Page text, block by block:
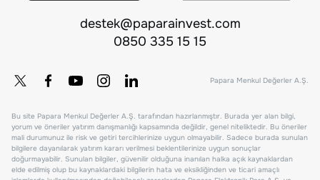
destek@paparainvest.com
0850 335 15 15
Papara Menkul Değerler A.Ş.
Bu site Papara Menkul Değerler A.Ş. tarafından hazırlanmıştır. Burada yer alan bilgi,
yorum ve öneriler yatırım danışmanlığı kapsamında değildir, genel niteliktedir. Bu öneriler
mali durumunuz ile risk ve getiri tercihlerinize uygun olmayabilir. Sadece burada sunulan
bilgilere dayanılarak yatırım kararı verilmesi beklentilerinize uygun sonuçlar
doğurmayabilir. Sunulan bilgiler, güvenilir olduğuna inanılan halka açık kaynaklardan
elde edilmiş olup bu kaynaklardaki bilgilerin hata ve eksikliğinden ve ticari amaçlı